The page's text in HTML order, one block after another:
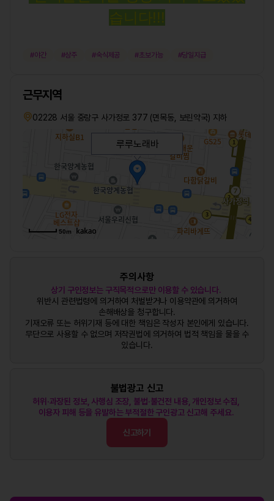
야간 상주 숙식제공 초보가능 당일지급
근무지역
02228 서울 중랑구 사가정로 377 (면목동, 보린약국) 지하
루루노래바
50m
주의사항
상기 구인정보는 구직목적으로만 이용할 수 있습니다.
위반시 관련법령에 의거하여 처벌받거나 이용약관에 의거하여
손해배상을 청구합니다.
기재오류 또는 허위기재 등에 대한 책임은 작성자 본인에게 있습니다.
무단으로 사용할 수 없으며 저작권법에 의거하여 법적 책임을 물을 수
있습니다.
불법광고 신고
허위·과장된 정보, 사행심 조장, 불법·불건전 내용, 개인정보 수집,
이용자 피해 등을 유발하는 부적절한 구인광고 신고해 주세요.
신고하기